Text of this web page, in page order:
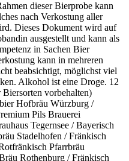
dieser Bierprobe kann
nach Verkostung aller
Dieses Dokument wird auf
ausgestellt und kann als
in Sachen Bier
kann in mehreren
beabsichtigt, möglichst viel
Alkohol ist eine Droge. 12
vorbehalten)
Hofbräu Würzburg /
Pils Brauerei
Tegernsee / Bayerisch
Stadelhofen / Fränkisch
Pfarrbräu
Rothenburg / Fränkisch